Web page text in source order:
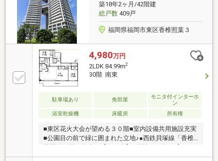
築18年2ヶ月/42階建
総戸数409戸
福岡県福岡市東区香椎照葉３
4,980万円
2LDK 84.99m2
30階 南東
駐車場あり 角部屋
モニタ付インターホ
ン
浴室乾燥機
床暖房 所有権
■東区花火大会が望める３０階■室内設備共用施設充実
■公園目の前で緑に囲まれた立地♪●西鉄貝塚線「香椎
花園前」駅 徒歩で【２６分】●天神まで車で【１４
分】博多まで車で【１６分】●スーパー【スーパーセ